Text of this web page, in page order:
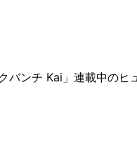
ンチ Kai」連載中のヒ